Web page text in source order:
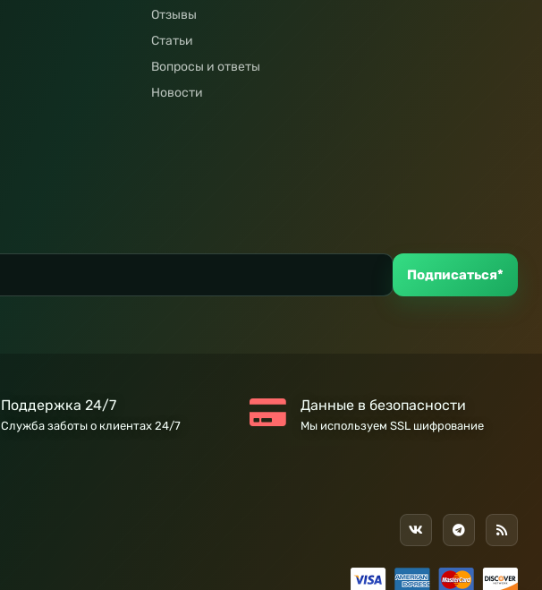
Отзывы
Статьи
Вопросы и ответы
Новости
Подписаться*
Поддержка 24/7
Служба заботы о клиентах 24/7
Данные в безопасности
Мы используем SSL шифрование